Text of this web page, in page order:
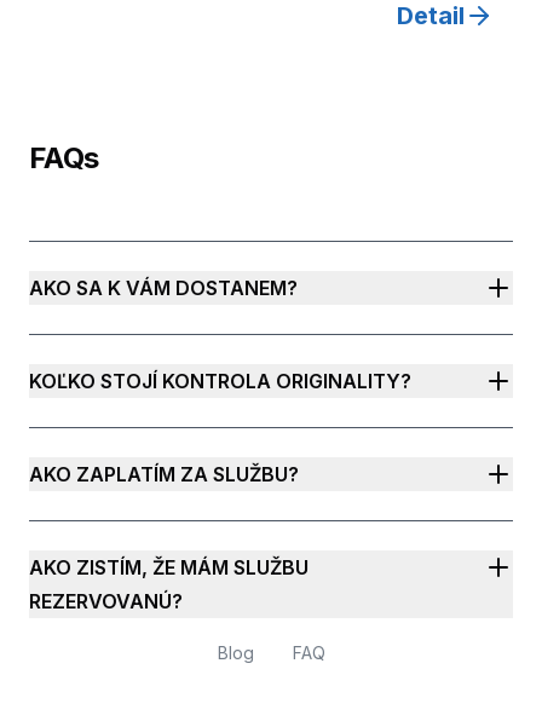
Detail
FAQs
AKO SA K VÁM DOSTANEM?
KOĽKO STOJÍ KONTROLA ORIGINALITY?
AKO ZAPLATÍM ZA SLUŽBU?
AKO ZISTÍM, ŽE MÁM SLUŽBU
REZERVOVANÚ?
Blog FAQ